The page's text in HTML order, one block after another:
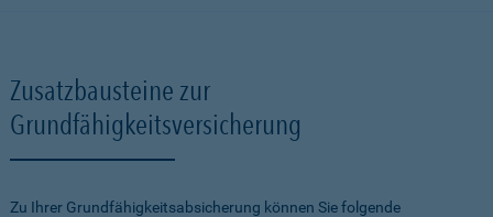
Zusatzbausteine zur
Grundfähigkeitsversicherung
Zu Ihrer Grundfähigkeitsabsicherung können Sie folgende